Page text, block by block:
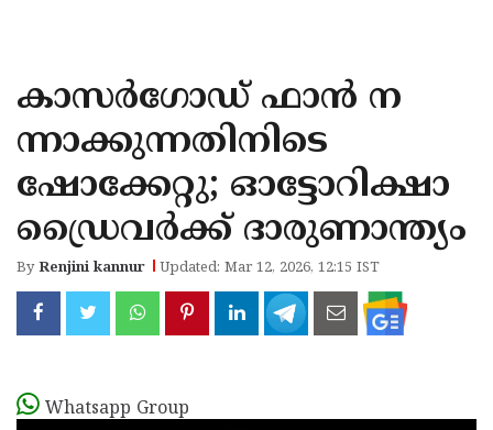
KANNUR
KASARAGOD
കാസർഗോഡ് ഫാൻ ന
ന്നാക്കുന്നതിനിടെ
ഷോക്കേറ്റു; ഓട്ടോറിക്ഷാ
ഡ്രൈവര്‍ക്ക് ദാരുണാന്ത്യം
ByRenjini kannur Updated: Mar 12, 2026, 12:15 IST
Whatsapp Group